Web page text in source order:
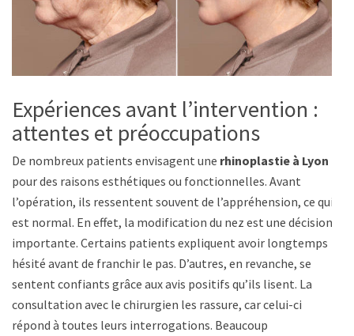
Expériences avant l’intervention :
attentes et préoccupations
De nombreux patients envisagent une rhinoplastie à Lyon
pour des raisons esthétiques ou fonctionnelles. Avant
l’opération, ils ressentent souvent de l’appréhension, ce qui
est normal. En effet, la modification du nez est une décision
importante. Certains patients expliquent avoir longtemps
hésité avant de franchir le pas. D’autres, en revanche, se
sentent confiants grâce aux avis positifs qu’ils lisent. La
consultation avec le chirurgien les rassure, car celui-ci
répond à toutes leurs interrogations. Beaucoup